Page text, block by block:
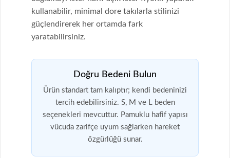
kullanabilir, minimal dore takılarla stilinizi
güçlendirerek her ortamda fark
yaratabilirsiniz.
Doğru Bedeni Bulun
Ürün standart tam kalıptır; kendi bedeninizi
tercih edebilirsiniz. S, M ve L beden
seçenekleri mevcuttur. Pamuklu hafif yapısı
vücuda zarifçe uyum sağlarken hareket
özgürlüğü sunar.